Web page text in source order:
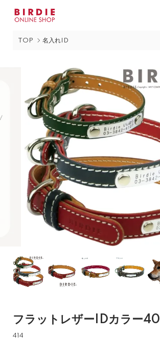
TOP 名入れID
フラットレザーIDカラー40
414